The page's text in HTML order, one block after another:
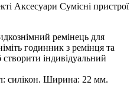
Аксесуари Сумісні пристрої
ремінець для
годинник з ремінця та
індивідуальний
силікон. Ширина: 22 мм.